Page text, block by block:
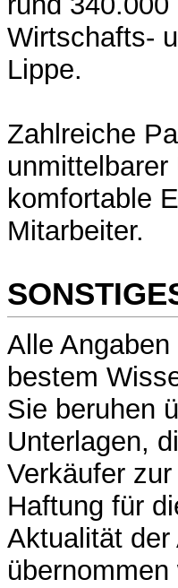
Wirtschafts-
Lippe.
Zahlreiche
komfortable
Mitarbeiter.
Alle
bestem
Sie beruhen
Unterlagen,
Verkäufer
Haftung für
Aktualität der
übernommen